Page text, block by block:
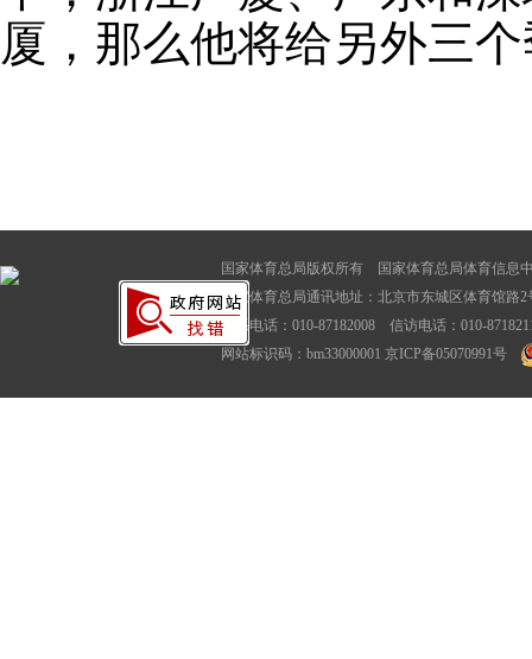
厦，那么他将给另外三
国家体育总局版权所有 国家体育总局体育信息
国家体育总局通讯地址：北京市东城区体育馆
联系电话：010-87182008 信访电话：010-
网站标识码：bm33000001 京ICP备05070991号